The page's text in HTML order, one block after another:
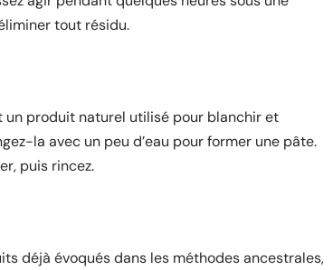
tout résidu.
un produit naturel utilisé pour blanchir et
la avec un peu d’eau pour former une pâte.
puis rincez.
déjà évoqués dans les méthodes ancestrales,